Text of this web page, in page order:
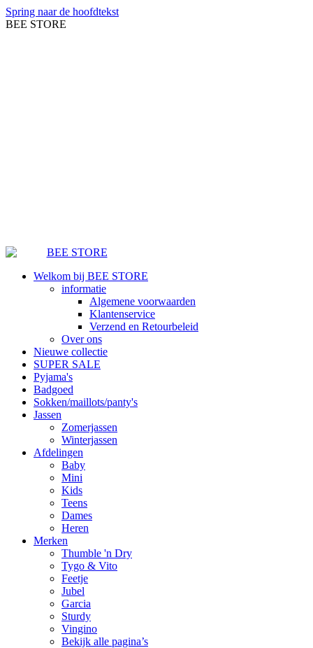
Spring naar de hoofdtekst
BEE STORE
Welkom bij BEE STORE
informatie
Algemene voorwaarden
Klantenservice
Verzend en Retourbeleid
Over ons
Nieuwe collectie
SUPER SALE
Pyjama's
Badgoed
Sokken/maillots/panty's
Jassen
Zomerjassen
Winterjassen
Afdelingen
Baby
Mini
Kids
Teens
Dames
Heren
Merken
Thumble 'n Dry
Tygo & Vito
Feetje
Jubel
Garcia
Sturdy
Vingino
Bekijk alle pagina’s